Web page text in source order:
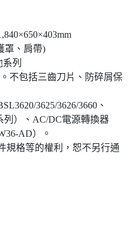
罩、肩帶)
列
不包括三齒刀片、防碎屑保
3625/3626/3660、
）、AC/DC電源轉換器
AD）。
規格等的權利，恕不另行通